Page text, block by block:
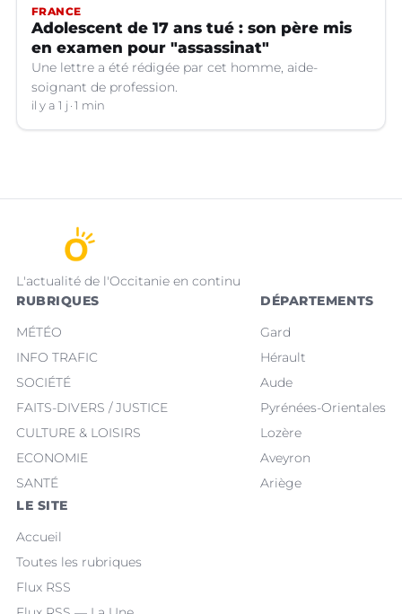
FRANCE
Adolescent de 17 ans tué : son père mis
en examen pour "assassinat"
Une lettre a été rédigée par cet homme, aide-
soignant de profession.
il y a 1 j 1 min
L'actualité de l'Occitanie en continu
RUBRIQUES
MÉTÉO
INFO TRAFIC
SOCIÉTÉ
FAITS-DIVERS / JUSTICE
CULTURE & LOISIRS
ECONOMIE
SANTÉ
DÉPARTEMENTS
Gard
Hérault
Aude
Pyrénées-Orientales
Lozère
Aveyron
Ariège
LE SITE
Accueil
Toutes les rubriques
Flux RSS